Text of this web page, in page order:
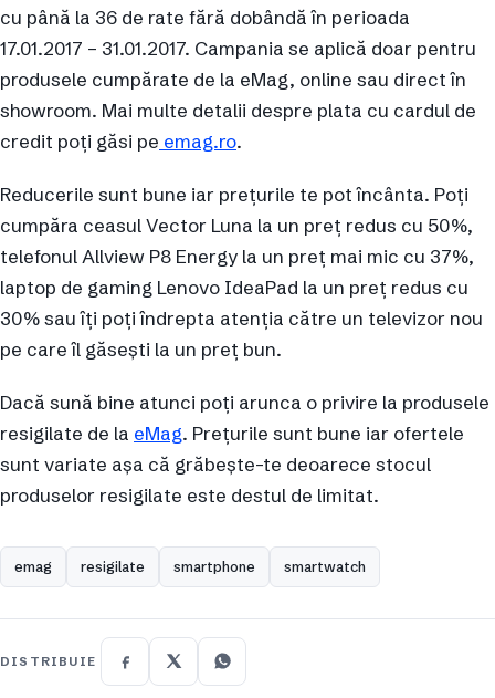
cu până la 36 de rate fără dobândă în perioada
17.01.2017 – 31.01.2017. Campania se aplică doar pentru
produsele cumpărate de la eMag, online sau direct în
showroom. Mai multe detalii despre plata cu cardul de
credit poți găsi pe emag.ro.
Reducerile sunt bune iar prețurile te pot încânta. Poți
cumpăra ceasul Vector Luna la un preț redus cu 50%,
telefonul Allview P8 Energy la un preț mai mic cu 37%,
laptop de gaming Lenovo IdeaPad la un preț redus cu
30% sau îți poți îndrepta atenția către un televizor nou
pe care îl găsești la un preț bun.
Dacă sună bine atunci poți arunca o privire la produsele
resigilate de la eMag. Prețurile sunt bune iar ofertele
sunt variate așa că grăbește-te deoarece stocul
produselor resigilate este destul de limitat.
emag resigilate smartphone smartwatch
DISTRIBUIE